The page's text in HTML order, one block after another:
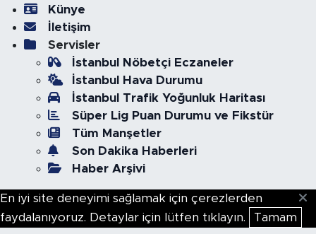
Künye
İletişim
Servisler
İstanbul Nöbetçi Eczaneler
İstanbul Hava Durumu
İstanbul Trafik Yoğunluk Haritası
Süper Lig Puan Durumu ve Fikstür
Tüm Manşetler
Son Dakika Haberleri
Haber Arşivi
En iyi site deneyimi sağlamak için çerezlerden
faydalanıyoruz. Detaylar için lütfen tıklayın.
Tamam